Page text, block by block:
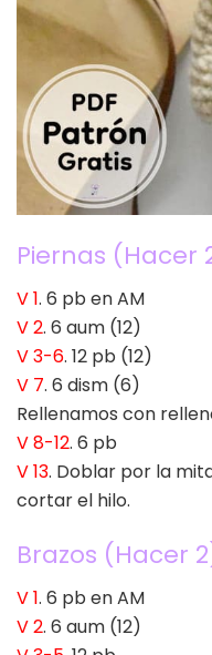
Piernas (Hacer
V 1. 6 pb en AM
V 2. 6 aum (12)
V 3-6. 12 pb (12)
V 7. 6 dism (6)
Rellenamos con
V 8-12. 6 pb
V 13. Doblar por la
cortar el hilo.
Brazos (Hacer
V 1. 6 pb en AM
V 2. 6 aum (12)